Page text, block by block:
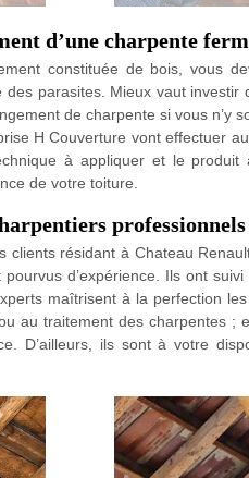
d’une charpente
constituée de bois, vous
parasites. Mieux vaut
de charpente si vous n’y
H Couverture vont effectuer
à appliquer et le produit
de votre toiture.
professionnels
résidant à Chateau
d’expérience. Ils ont
maîtrisent à la perfection
au traitement des charpentes ;
D’ailleurs, ils sont à votre